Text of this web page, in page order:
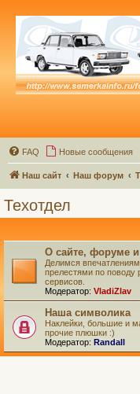
FAQ Новые сообщения
Наш сайт Наш форум
Техотдел
О сайте, форуме и
Делимся
прелестями по поводу
сервисов.
Модератор: VladiZlav
Наша символика
Наклейки, большие и
прочие плюшки :)
Модератор: Randall